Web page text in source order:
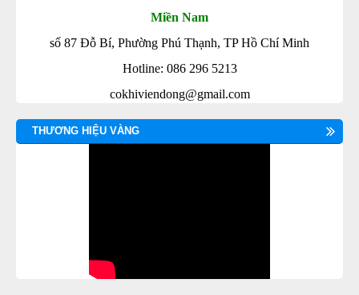
Miền Nam
số 87 Đỗ Bí, Phường Phú Thạnh, TP Hồ Chí Minh
Hotline: 086 296 5213
cokhiviendong@gmail.com
THƯƠNG HIỆU VÀNG